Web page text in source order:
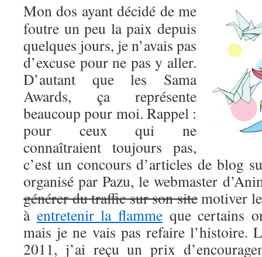
Mon dos ayant décidé de me
foutre un peu la paix depuis
quelques jours, je n’avais pas
d’excuse pour ne pas y aller.
D’autant que les Sama
Awards, ça représente
beaucoup pour moi. Rappel :
pour ceux qui ne
connaîtraient toujours pas,
c’est un concours d’articles de blog
organisé par Pazu, le webmaster
générer du traffic sur son sitemotiver
à entretenir la flamme que certains
mais je ne vais pas refaire l’histoire.
2011, j’ai reçu un prix